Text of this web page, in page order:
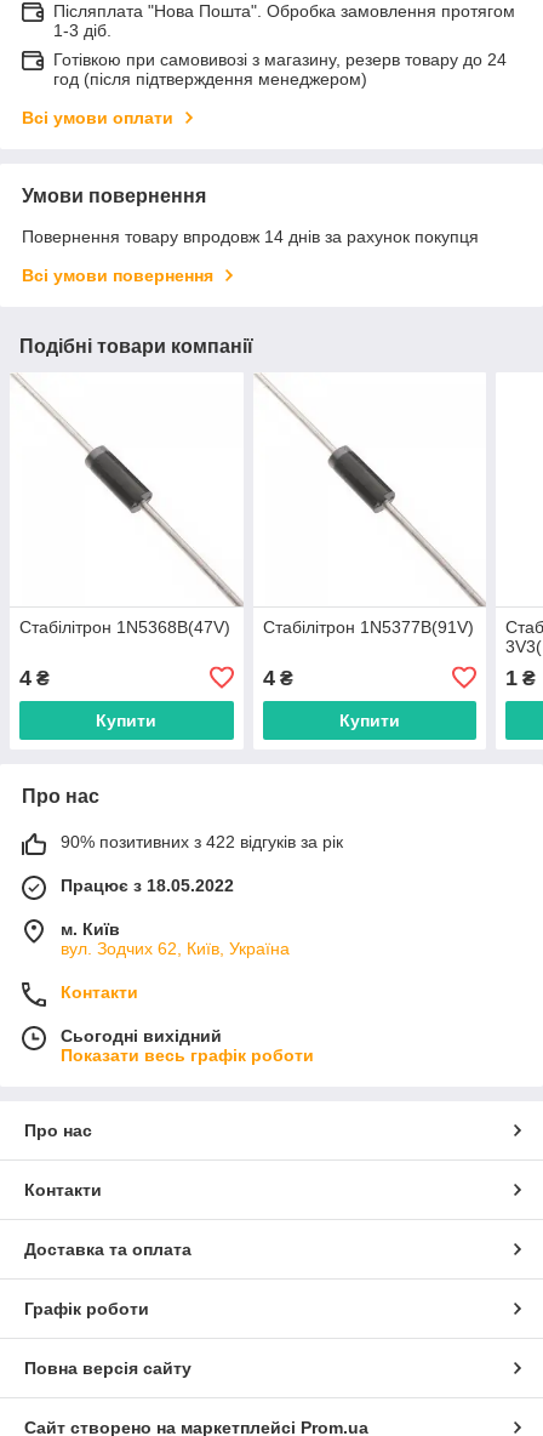
Післяплата "Нова Пошта". Обробка замовлення протягом
1-3 діб.
Готівкою при самовивозі з магазину, резерв товару до 24
год (після підтверждення менеджером)
Всі умови оплати
Умови повернення
Повернення товару впродовж 14 днів за рахунок покупця
Всі умови повернення
Подібні товари компанії
Стабілітрон 1N5368B(47V)
4 ₴
Купити
Стабілітрон 1N5377B(91V)
4₴
Купити
1 ₴
Про нас
90% позитивних з 422 відгуків за рік
Працює з 18.05.2022
м. Київ
вул. Зодчих 62, Київ, Україна
Контакти
Сьогодні вихідний
Показати весь графік роботи
Про нас
Контакти
Доставка та оплата
Графік роботи
Повна версія сайту
Сайт створено на маркетплейсі Prom.ua